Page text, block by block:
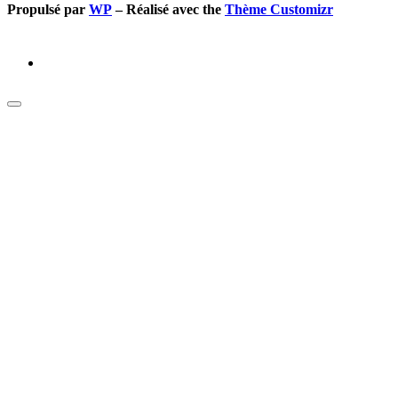
Propulsé par WP– Réalisé avec the Thème Customizr